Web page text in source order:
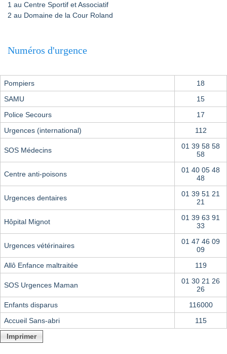
1 au Centre Sportif et Associatif
2 au Domaine de la Cour Roland
Numéros d'urgence
Pompiers
18
SAMU
15
Police Secours
17
Urgences (international)
112
SOS Médecins
01 39 58 58
58
Centre anti-poisons
01 40 05 48
48
Urgences dentaires
01 39 51 21
21
Hôpital Mignot
01 39 63 91
33
Urgences vétérinaires
01 47 46 09
09
Allô Enfance maltraitée
119
SOS Urgences Maman
01 30 21 26
26
Enfants disparus
116000
Accueil Sans-abri
115
Imprimer